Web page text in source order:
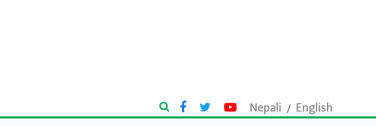
Nepali / English